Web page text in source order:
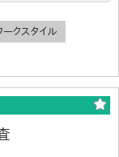
ークスタイル